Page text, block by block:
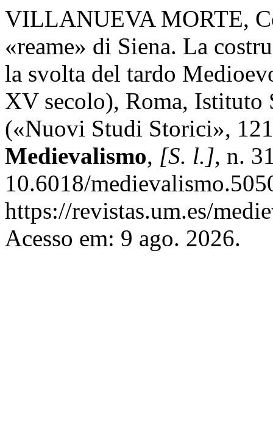
VILLANUEVA MORTE,
«reame» di Siena. La
la svolta del tardo
XV secolo), Roma,
(«Nuovi Studi Storici»,
Medievalismo, [S. l.], n.
10.6018/
https://revistas.um.es/
Acesso em: 9 ago. 2026.